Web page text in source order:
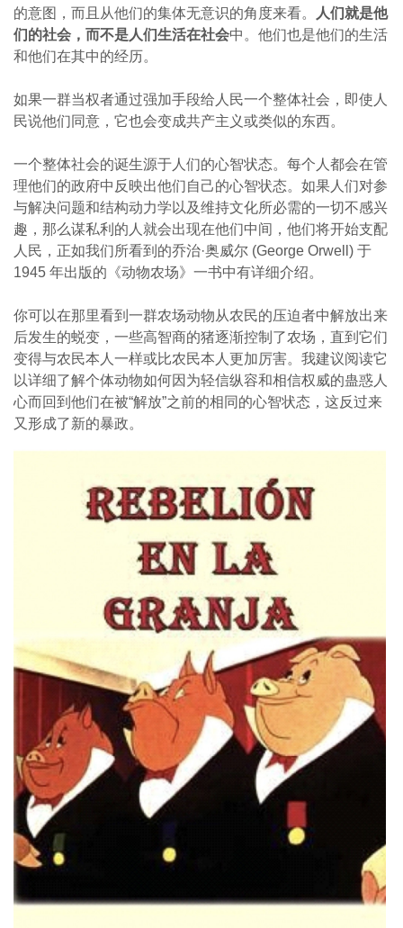
的意图，而且从他们的集体无意识的角度来看。
人们就是他
们的社会，而不是人们生活在社会中。他们也是他们的生活
和他们在其中的经历。
如果一群当权者通过强加手段给人民一个整体社会，即使人
民说他们同意，它也会变成共产主义或类似的东西。
一个整体社会的诞生源于人们的心智状态。每个人都会在管
理他们的政府中反映出他们自己的心智状态。如果人们对参
与解决问题和结构动力学以及维持文化所必需的一切不感兴
趣，那么谋私利的人就会出现在他们中间，他们将开始支配
人民，正如我们所看到的乔治·奥威尔 (George Orwell) 于
1945 年出版的《动物农场》一书中有详细介绍。
你可以在那里看到一群农场动物从农民的压迫者中解放出来
后发生的蜕变，一些高智商的猪逐渐控制了农场，直到它们
变得与农民本人一样或比农民本人更加厉害。我建议阅读它
以详细了解个体动物如何因为轻信纵容和相信权威的蛊惑人
心而回到他们在被“解放”之前的相同的心智状态，这反过来
又形成了新的暴政。